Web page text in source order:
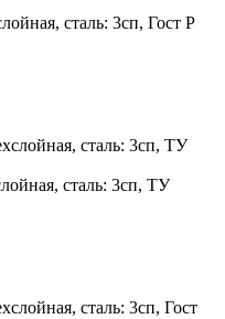
сталь: 3сп, Гост Р
сталь: 3сп, ТУ